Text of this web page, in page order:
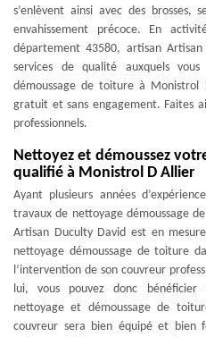
s’enlèvent ainsi avec des brosses,
envahissement précoce. En
département 43580, artisan
services de qualité auxquels
démoussage de toiture à Monistrol
gratuit et sans engagement. Faites
professionnels.
Nettoyez et démoussez
qualifié à Monistrol D Allier
Ayant plusieurs années
travaux de nettoyage démoussage
Artisan Duculty David est en
nettoyage démoussage de toiture
l’intervention de son couvreur
lui, vous pouvez donc bénéficier
nettoyage et démoussage de
couvreur sera bien équipé et